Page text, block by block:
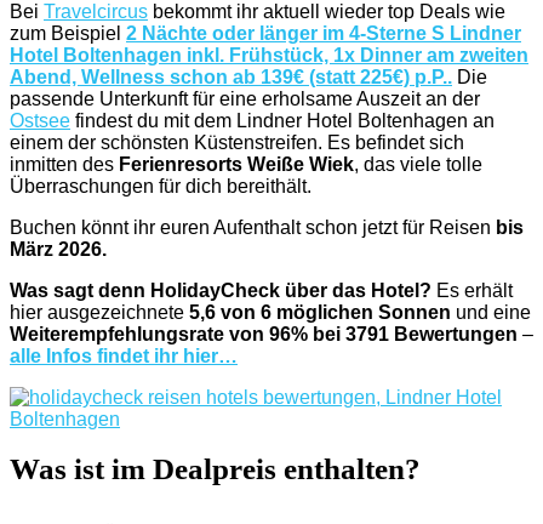
Bei Travelcircus bekommt ihr aktuell wieder top Deals wie
zum Beispiel 2 Nächte oder länger im 4-Sterne S Lindner
Hotel Boltenhagen inkl. Frühstück, 1x Dinner am zweiten
Abend, Wellness schon ab 139€ (statt 225€) p.P.. Die
passende Unterkunft für eine erholsame Auszeit an der
Ostsee findest du mit dem Lindner Hotel Boltenhagen an
einem der schönsten Küstenstreifen. Es befindet sich
inmitten des Ferienresorts Weiße Wiek, das viele tolle
Überraschungen für dich bereithält.
Buchen könnt ihr euren Aufenthalt schon jetzt für Reisen bis
März 2026.
Was sagt denn HolidayCheck über das Hotel? Es erhält
hier ausgezeichnete 5,6 von 6 möglichen Sonnen und eine
Weiterempfehlungsrate von 96% bei 3791 Bewertungen –
alle Infos findet ihr hier…
Was ist im Dealpreis enthalten?